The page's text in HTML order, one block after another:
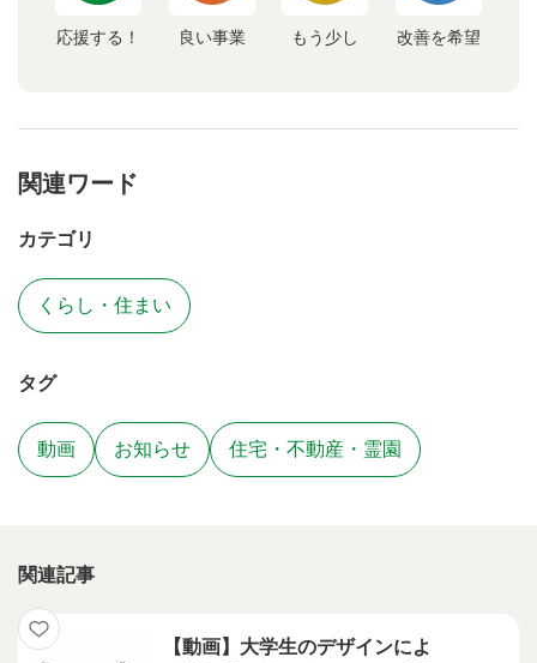
応援する！ 良い事業 もう少し 改善を希望
関連ワード
カテゴリ
くらし・住まい
タグ
動画 お知らせ 住宅・不動産・霊園
関連記事
【動画】大学生のデザインによ